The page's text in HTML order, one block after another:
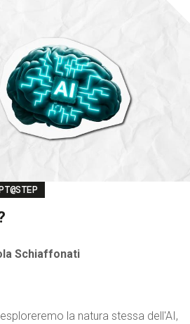
Schiaffonati
la natura stessa dell'AI,